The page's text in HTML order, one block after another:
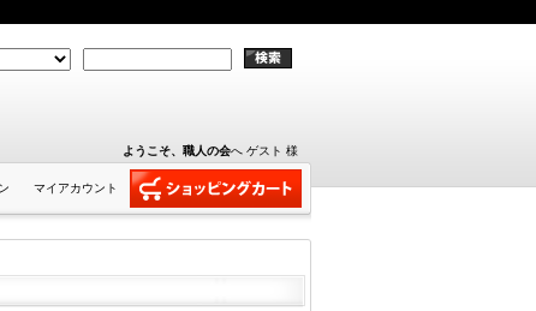
ようこそ、職人の会へ ゲスト 様
マイアカウント